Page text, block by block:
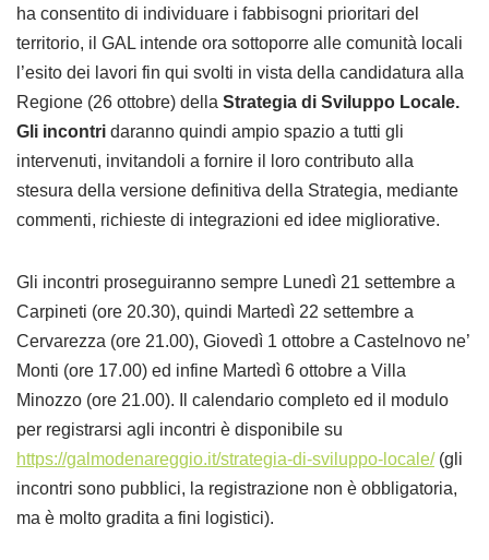
ha consentito di individuare i fabbisogni prioritari del
territorio, il GAL intende ora sottoporre alle comunità locali
l’esito dei lavori fin qui svolti in vista della candidatura alla
Regione (26 ottobre) della Strategia di Sviluppo Locale.
Gli incontri daranno quindi ampio spazio a tutti gli
intervenuti, invitandoli a fornire il loro contributo alla
stesura della versione definitiva della Strategia, mediante
commenti, richieste di integrazioni ed idee migliorative.
Gli incontri proseguiranno sempre Lunedì 21 settembre a
Carpineti (ore 20.30), quindi Martedì 22 settembre a
Cervarezza (ore 21.00), Giovedì 1 ottobre a Castelnovo ne’
Monti (ore 17.00) ed infine Martedì 6 ottobre a Villa
Minozzo (ore 21.00). Il calendario completo ed il modulo
per registrarsi agli incontri è disponibile su
https://galmodenareggio.it/strategia-di-sviluppo-locale/(gli
incontri sono pubblici, la registrazione non è obbligatoria,
ma è molto gradita a fini logistici).